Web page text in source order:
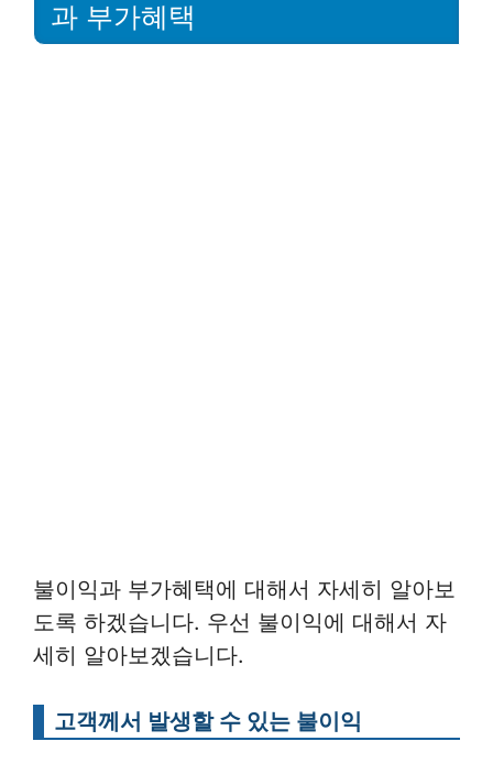
과 부가혜택
불이익과 부가혜택에 대해서 자세히 알아보
도록 하겠습니다. 우선 불이익에 대해서 자
세히 알아보겠습니다.
고객께서 발생할 수 있는 불이익